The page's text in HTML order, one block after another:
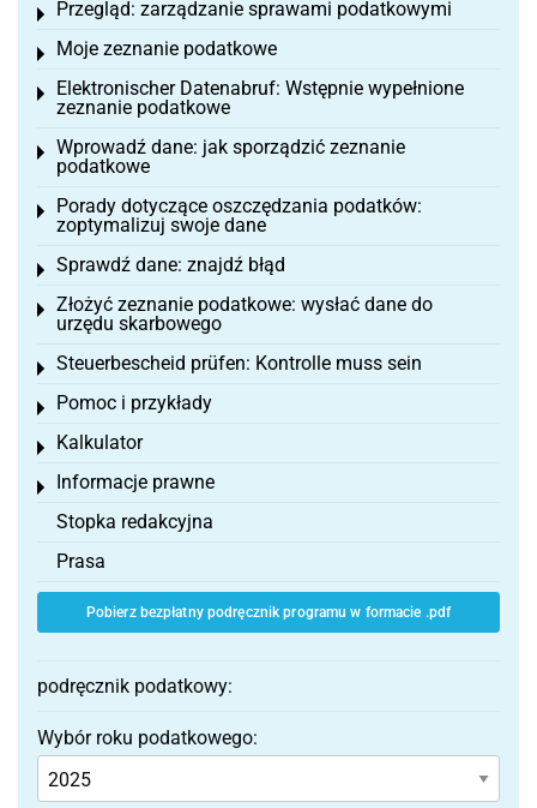
Przegląd: zarządzanie sprawami podatkowymi
Toggle menu
Moje zeznanie podatkowe
Toggle menu
Elektronischer Datenabruf: Wstępnie wypełnione
zeznanie podatkowe
Toggle menu
Wprowadź dane: jak sporządzić zeznanie
podatkowe
Toggle menu
Porady dotyczące oszczędzania podatków:
zoptymalizuj swoje dane
Toggle menu
Sprawdź dane: znajdź błąd
Toggle menu
Złożyć zeznanie podatkowe: wysłać dane do
urzędu skarbowego
Toggle menu
Steuerbescheid prüfen: Kontrolle muss sein
Toggle menu
Pomoc i przykłady
Toggle menu
Kalkulator
Toggle menu
Informacje prawne
Toggle menu
Stopka redakcyjna
Prasa
Pobierz bezpłatny podręcznik programu w formacie .pdf
podręcznik podatkowy:
Wybór roku podatkowego: